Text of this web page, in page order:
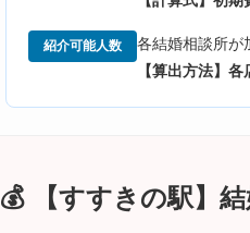
紹介可能人数
各結婚相談所が
【算出方法】
💰 【すすきの駅】